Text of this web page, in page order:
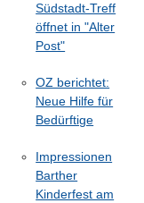
Südstadt-Treff
öffnet in "Alter
Post"
OZ berichtet:
Neue Hilfe für
Bedürftige
Impressionen
Barther
Kinderfest am